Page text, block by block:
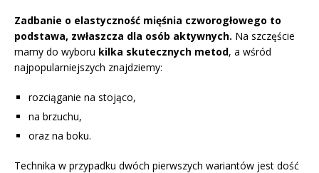
Zadbanie o elastyczność mięśnia czworogłowego to
podstawa, zwłaszcza dla osób aktywnych. Na szczęście
mamy do wyboru kilka skutecznych metod, a wśród
najpopularniejszych znajdziemy:
rozciąganie na stojąco,
na brzuchu,
oraz na boku.
Technika w przypadku dwóch pierwszych wariantów jest dość